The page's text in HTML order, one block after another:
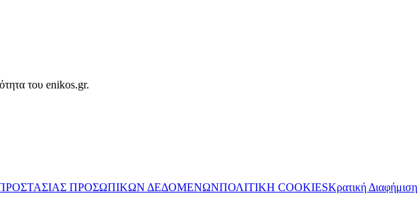
του enikos.gr.
ΠΡΟΣΩΠΙΚΩΝ ΔΕΔΟΜΕΝΩΝΠΟΛΙΤΙΚΗ COOKIESΚρατική Διαφήμιση